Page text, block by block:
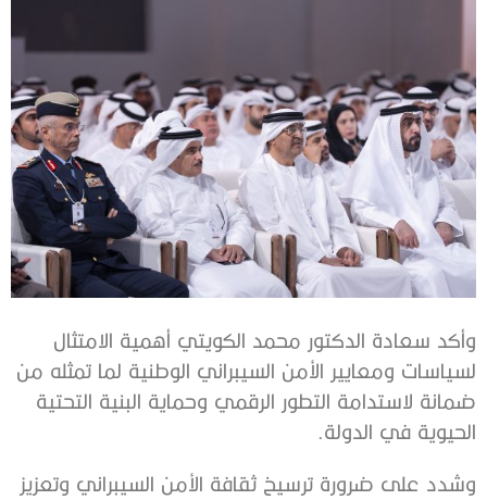
وأكد سعادة الدكتور محمد الكويتي أهمية الامتثال
لسياسات ومعايير الأمن السيبراني الوطنية لما تمثله من
ضمانة لاستدامة التطور الرقمي وحماية البنية التحتية
الحيوية في الدولة.
وشدد على ضرورة ترسيخ ثقافة الأمن السيبراني وتعزيز